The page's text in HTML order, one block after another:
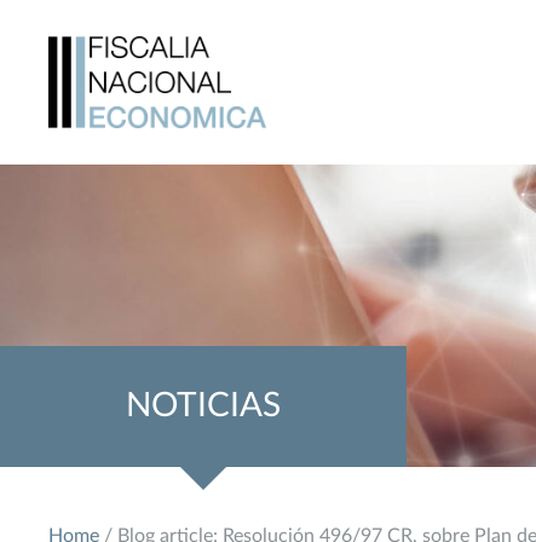
NOTICIAS
Home / Blog article: Resolución 496/97 CR, sobre Plan